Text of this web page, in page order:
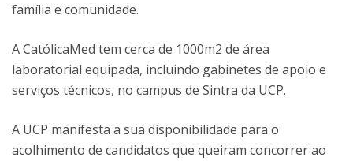
família e comunidade.
A CatólicaMed tem cerca de 1000m2 de área
laboratorial equipada, incluindo gabinetes de apoio e
serviços técnicos, no campus de Sintra da UCP.
A UCP manifesta a sua disponibilidade para o
acolhimento de candidatos que queiram concorrer ao